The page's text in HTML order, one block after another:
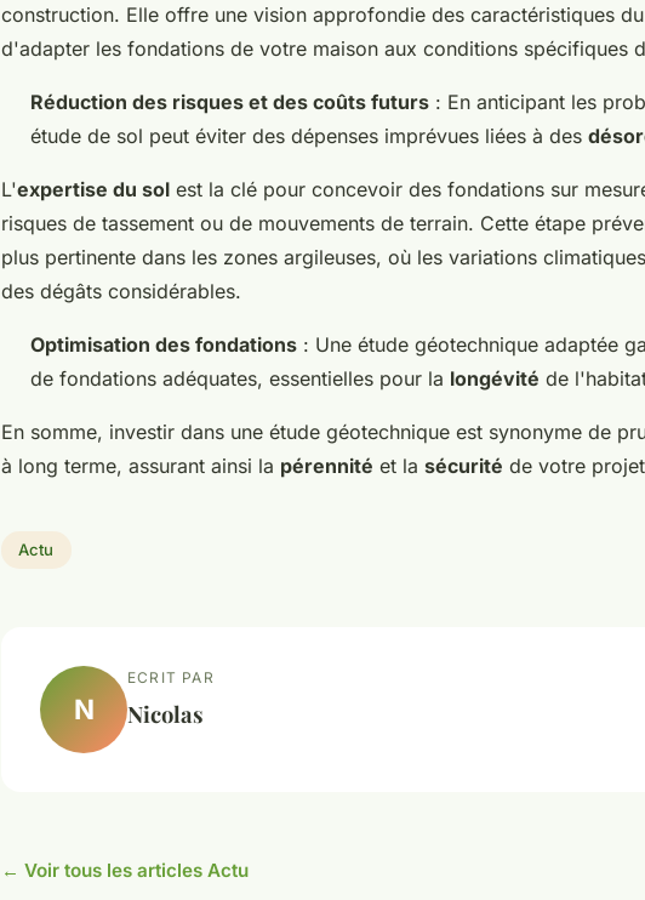
construction. Elle offre une vision approfondie des caractéristiques
d'adapter les fondations de votre maison aux conditions spécifiques
Réduction des risques et des coûts futurs : En anticipant les
étude de sol peut éviter des dépenses imprévues liées à des
L'expertise du sol est la clé pour concevoir des fondations sur
risques de tassement ou de mouvements de terrain. Cette étape
plus pertinente dans les zones argileuses, où les variations
des dégâts considérables.
Optimisation des fondations : Une étude géotechnique adaptée
de fondations adéquates, essentielles pour la longévité de
En somme, investir dans une étude géotechnique est synonyme de
à long terme, assurant ainsi la pérennité et la sécurité de votre
Actu
N
ECRIT PAR
Nicolas
← Voir tous les articles Actu